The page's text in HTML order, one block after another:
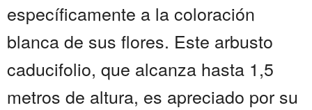
específicamente a la coloración
blanca de sus flores. Este arbusto
caducifolio, que alcanza hasta 1,5
metros de altura, es apreciado por su